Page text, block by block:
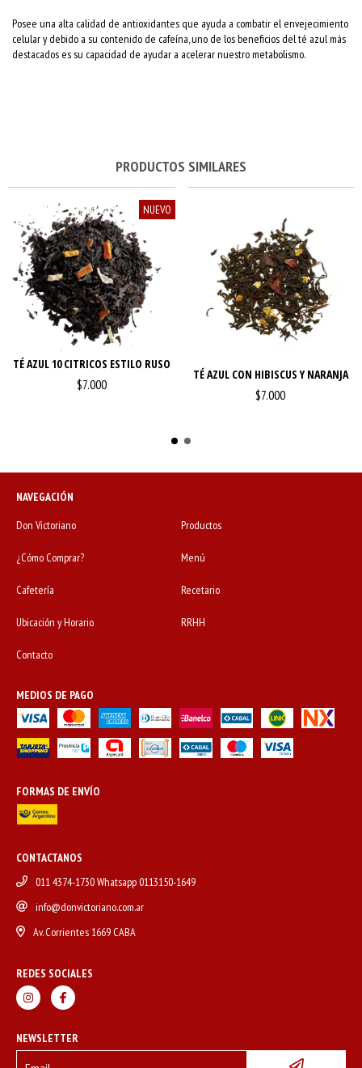
Posee una alta calidad de antioxidantes que ayuda a combatir el envejecimiento
celular y debido a su contenido de cafeína, uno de los beneficios del té azul más
destacados es su capacidad de ayudar a acelerar nuestro metabolismo.
PRODUCTOS SIMILARES
NUEVO
TÉ AZUL 10 CITRICOS ESTILO RUSO
$7.000
TÉ AZUL CON HIBISCUS Y NARANJA
$7.000
NAVEGACIÓN
Don Victoriano
Productos
¿Cómo Comprar? Menú
Cafetería Recetario
Ubicación y Horario RRHH
Contacto
MEDIOS DE PAGO
FORMAS DE ENVÍO
CONTACTANOS
011 4374-1730 Whatsapp 0113150-1649
info@donvictoriano.com.ar
Av. Corrientes 1669 CABA
REDES SOCIALES
NEWSLETTER